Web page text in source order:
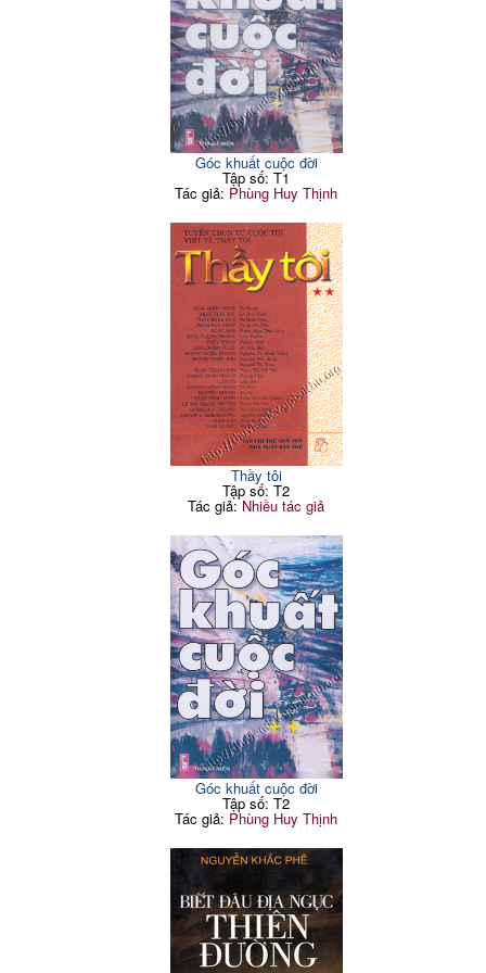
Góc khuất cuộc đời
Tập số: T1
Tác giả: Phùng Huy Thịnh
Thầy tôi
Tập số: T2
Tác giả:Nhiều tác giả
Góc khuất cuộc đời
Tập số: T2
Tác giả: Phùng Huy Thịnh